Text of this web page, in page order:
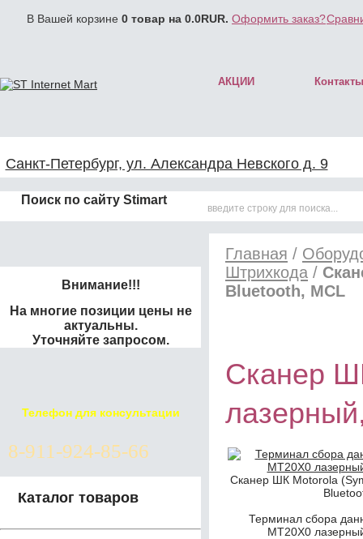
В Вашей корзине 0 товар на 0.0RUR. Оформить заказ?
АКЦИИ Контакты
Санкт-Петербург, ул. Александра Невского д. 9
Поиск по сайту Stimart
Внимание!!!
На многие позиции цены не
актуальны.
Уточняйте запросом.
Телефон для консультации
8-911-924-85-66
Каталог товаров
Главная /
Штрихкода /
Bluetooth, MCL
Сканер
Сканер ШК Motorola
Терминал сбора
MT20Х0